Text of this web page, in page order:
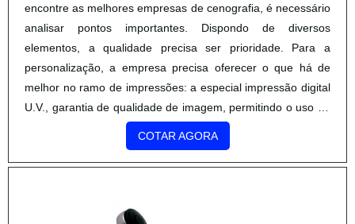
encontre as melhores empresas de cenografia, é necessário
analisar pontos importantes. Dispondo de diversos
elementos, a qualidade precisa ser prioridade. Para a
personalização, a empresa precisa oferecer o que há de
melhor no ramo de impressões: a especial impressão digital
U.V., garantia de qualidade de imagem, permitindo o uso da
publicidade mais adequada à sua mercadoria. Conquistando
ótimos resultados, a estratégia dá um destaque especi.
COTAR AGORA